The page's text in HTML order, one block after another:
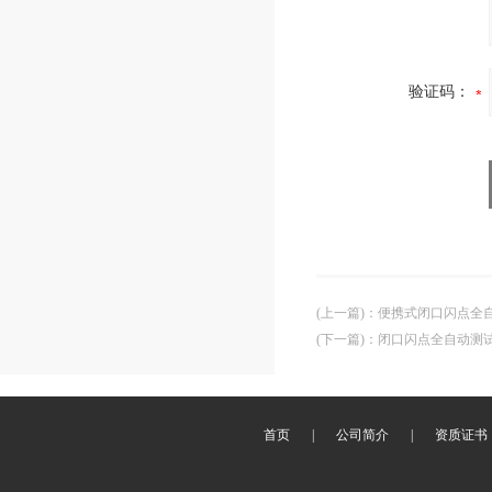
验证码：
(上一篇) ： 便携式闭口闪点全
(下一篇) ： 闭口闪点全自动测
首页 公司简介 资质证书